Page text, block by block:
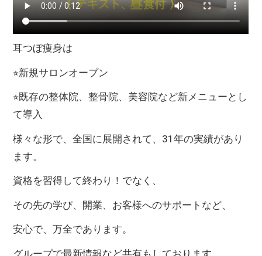
耳つぼ痩身は
⭐︎新規サロンオープン
⭐︎既存の整体院、整骨院、美容院など新メニューとし
て導入
様々な形で、全国に展開されて、31年の実績があり
ます。
資格を習得して終わり！でなく、
その先の学び、開業、お客様へのサポートなど、
安心で、万全であります。
グループで最新情報など共有もしております。